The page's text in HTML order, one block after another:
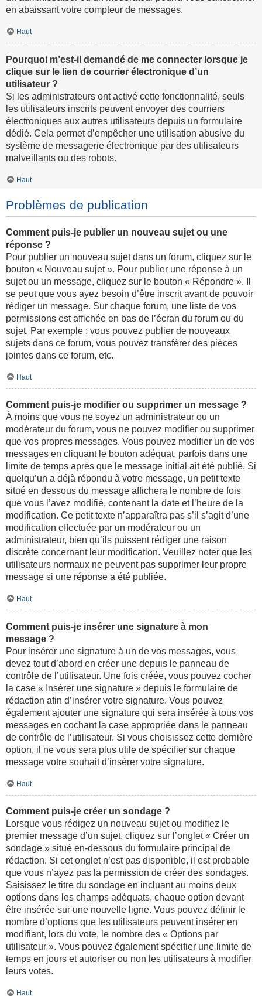
en abaissant votre compteur de messages.
Haut
Pourquoi m’est-il demandé de me connecter lorsque je
clique sur le lien de courrier électronique d’un
utilisateur ?
Si les administrateurs ont activé cette fonctionnalité, seuls
les utilisateurs inscrits peuvent envoyer des courriers
électroniques aux autres utilisateurs depuis un formulaire
dédié. Cela permet d’empêcher une utilisation abusive du
système de messagerie électronique par des utilisateurs
malveillants ou des robots.
Haut
Problèmes de publication
Comment puis-je publier un nouveau sujet ou une
réponse ?
Pour publier un nouveau sujet dans un forum, cliquez sur le
bouton « Nouveau sujet ». Pour publier une réponse à un
sujet ou un message, cliquez sur le bouton « Répondre ». Il
se peut que vous ayez besoin d’être inscrit avant de pouvoir
rédiger un message. Sur chaque forum, une liste de vos
permissions est affichée en bas de l’écran du forum ou du
sujet. Par exemple : vous pouvez publier de nouveaux
sujets dans ce forum, vous pouvez transférer des pièces
jointes dans ce forum, etc.
Haut
Comment puis-je modifier ou supprimer un message ?
À moins que vous ne soyez un administrateur ou un
modérateur du forum, vous ne pouvez modifier ou supprimer
que vos propres messages. Vous pouvez modifier un de vos
messages en cliquant le bouton adéquat, parfois dans une
limite de temps après que le message initial ait été publié. Si
quelqu’un a déjà répondu à votre message, un petit texte
situé en dessous du message affichera le nombre de fois
que vous l’avez modifié, contenant la date et l’heure de la
modification. Ce petit texte n’apparaîtra pas s’il s’agit d’une
modification effectuée par un modérateur ou un
administrateur, bien qu’ils puissent rédiger une raison
discrète concernant leur modification. Veuillez noter que les
utilisateurs normaux ne peuvent pas supprimer leur propre
message si une réponse a été publiée.
Haut
Comment puis-je insérer une signature à mon
message ?
Pour insérer une signature à un de vos messages, vous
devez tout d’abord en créer une depuis le panneau de
contrôle de l’utilisateur. Une fois créée, vous pouvez cocher
la case « Insérer une signature » depuis le formulaire de
rédaction afin d’insérer votre signature. Vous pouvez
également ajouter une signature qui sera insérée à tous vos
messages en cochant la case appropriée dans le panneau
de contrôle de l’utilisateur. Si vous choisissez cette dernière
option, il ne vous sera plus utile de spécifier sur chaque
message votre souhait d’insérer votre signature.
Haut
Comment puis-je créer un sondage ?
Lorsque vous rédigez un nouveau sujet ou modifiez le
premier message d’un sujet, cliquez sur l’onglet « Créer un
sondage » situé en-dessous du formulaire principal de
rédaction. Si cet onglet n’est pas disponible, il est probable
que vous n’ayez pas la permission de créer des sondages.
Saisissez le titre du sondage en incluant au moins deux
options dans les champs adéquats, chaque option devant
être insérée sur une nouvelle ligne. Vous pouvez définir le
nombre d’options que les utilisateurs peuvent insérer en
modifiant, lors du vote, le nombre des « Options par
utilisateur ». Vous pouvez également spécifier une limite de
temps en jours et autoriser ou non les utilisateurs à modifier
leurs votes.
Haut